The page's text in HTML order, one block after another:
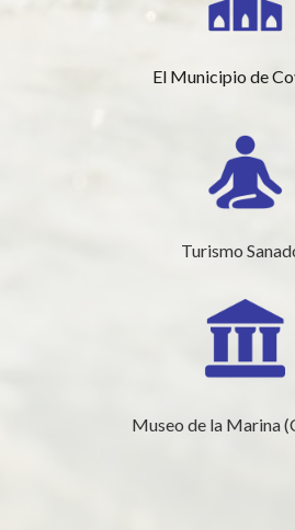
El Municipio de
Turismo
Museo de la Marina